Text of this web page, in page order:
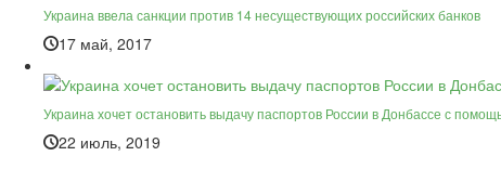
Украина ввела санкции против 14 несуществующих российских банков
17 май, 2017
Украина хочет остановить выдачу паспортов России в Донбассе с
22 июль, 2019